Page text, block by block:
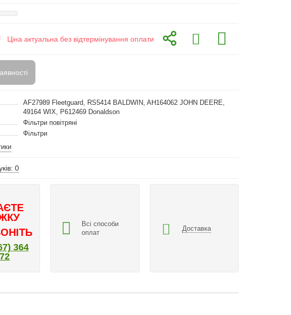
Ціна актуальна без відтермінування оплати
AF27989 Fleetguard, RS5414 BALDWIN, AH164062 JOHN DEERE,
49164 WIX, P612469 Donaldson
Фільтри повітряні
Фільтри
0
364
Всі способи
оплат
Доставка